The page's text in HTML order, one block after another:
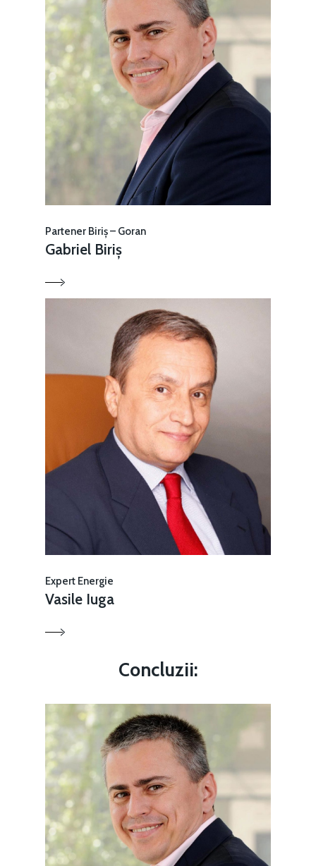
Partener Biriș – Goran
Gabriel Biriș
Expert Energie
Vasile Iuga
Concluzii: